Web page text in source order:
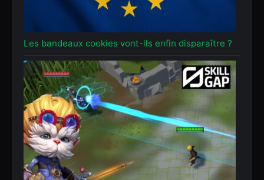
Les bandeaux cookies vont-ils enfin disparaître ?